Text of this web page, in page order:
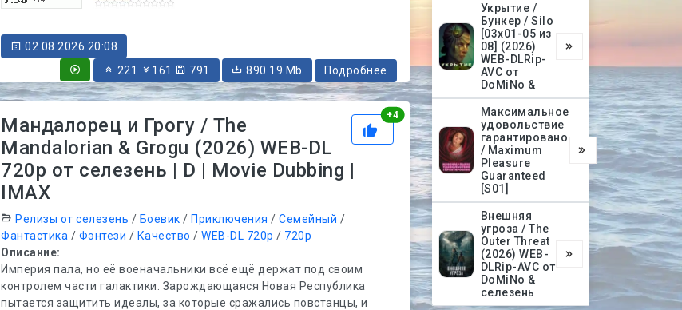
02.08.2026 20:08
221
161 791 890.19 Mb Подробнее
+4Рейтинг
Мандалорец и Грогу / The
Mandalorian & Grogu (2026) WEB-DL
720p от селезень | D | Movie Dubbing |
IMAX
Релизы от селезень / Боевик /Приключения /Семейный /
Фантастика / Фэнтези / Качество /WEB-DL 720p / 720p
Описание:
Империя пала, но её военачальники всё ещё держат под своим
контролем части галактики. Зарождающаяся Новая Республика
пытается защитить идеалы, за которые сражались повстанцы, и
Укрытие /
Бункер / Silo
[03х01-05 из
08] (2026)
WEB-DLRip-
AVC от
DoMiNo &
Максимальное
удовольствие
гарантировано
/ Maximum
Pleasure
Guaranteed
[S01]
Внешняя
угроза / The
Outer Threat
(2026) WEB-
DLRip-AVC от
DoMiNo &
селезень